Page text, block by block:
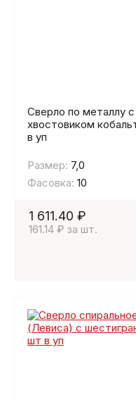
Сверло по металлу
хвостовиком
в уп
Размер: 7,0
Фасовка: 10
1 611.40 ₽
161.14 ₽ за шт.